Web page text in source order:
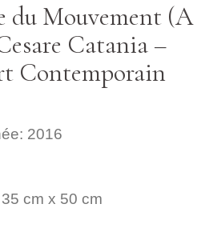
du Mouvement (A
Catania –
Contemporain
2016
cm x 50 cm